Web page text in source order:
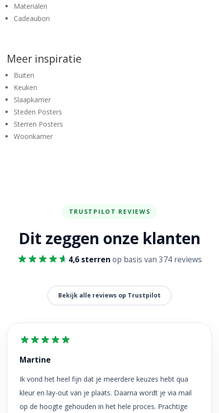
Materialen
Cadeaubon
Meer inspiratie
Buiten
Keuken
Slaapkamer
Steden Posters
Sterren Posters
Woonkamer
TRUSTPILOT REVIEWS
Dit zeggen onze klanten
4,6 sterren op basis van 374 reviews
Bekijk alle reviews op Trustpilot
Martine
Ik vond het heel fijn dat je meerdere keuzes hebt qua
kleur en lay-out van je plaats. Daarna wordt je via mail
op de hoogte gehouden in het hele proces. Prachtige